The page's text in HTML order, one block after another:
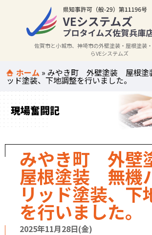
佐賀市と小城市、神埼市の外壁塗装・屋根塗装
らVEシステムズ
ホーム » みやき町 外壁塗装 屋根塗
ッド塗装、下地調整を行いました。
現場奮闘記
みやき町 外壁
屋根塗装 無機
リッド塗装、下
を行いました。
2025年11月28日(金)